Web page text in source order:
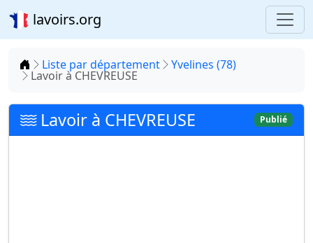
lavoirs.org
Accueil
Liste par département Yvelines (78)
Lavoir à CHEVREUSE
Lavoir à CHEVREUSE Publié